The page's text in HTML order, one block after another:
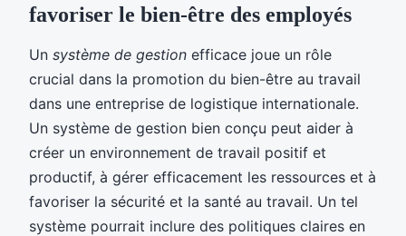
favoriser le bien-être des employés
Un système de gestion efficace joue un rôle
crucial dans la promotion du bien-être au travail
dans une entreprise de logistique internationale.
Un système de gestion bien conçu peut aider à
créer un environnement de travail positif et
productif, à gérer efficacement les ressources et à
favoriser la sécurité et la santé au travail. Un tel
système pourrait inclure des politiques claires en